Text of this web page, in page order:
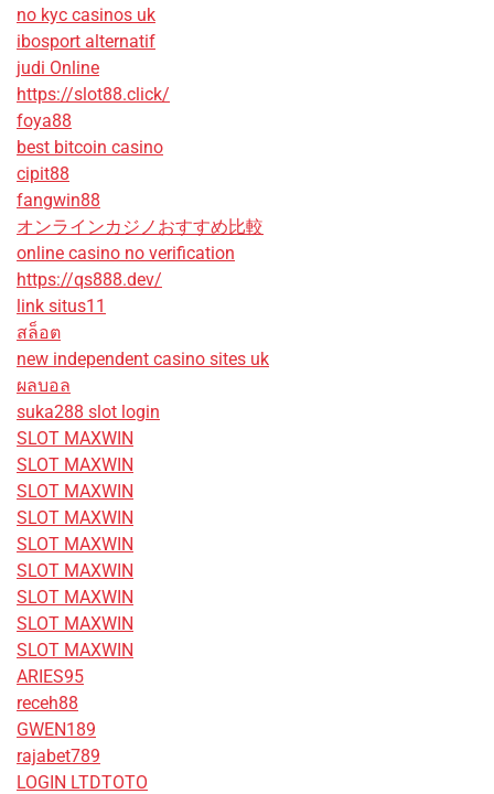
no kyc casinos uk
ibosport alternatif
judi Online
https://slot88.click/
foya88
best bitcoin casino
cipit88
fangwin88
オンラインカジノおすすめ比較
online casino no verification
https://qs888.dev/
link situs11
สล็อต
new independent casino sites uk
ผลบอล
suka288 slot login
SLOT MAXWIN
SLOT MAXWIN
SLOT MAXWIN
SLOT MAXWIN
SLOT MAXWIN
SLOT MAXWIN
SLOT MAXWIN
SLOT MAXWIN
SLOT MAXWIN
ARIES95
receh88
GWEN189
rajabet789
LOGIN LTDTOTO